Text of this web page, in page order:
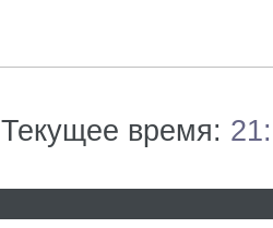
Текущее время: